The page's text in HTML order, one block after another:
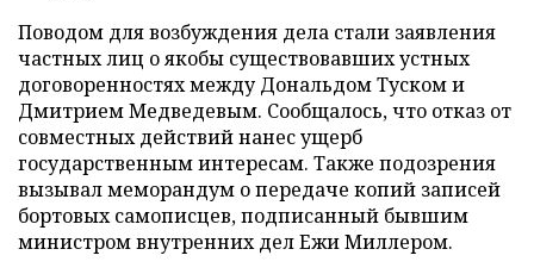
Поводом для возбуждения дела стали заявления
частных лиц о якобы существовавших устных
договоренностях между Дональдом Туском и
Дмитрием Медведевым. Сообщалось, что отказ от
совместных действий нанес ущерб
государственным интересам. Также подозрения
вызывал меморандум о передаче копий записей
бортовых самописцев, подписанный бывшим
министром внутренних дел Ежи Миллером.